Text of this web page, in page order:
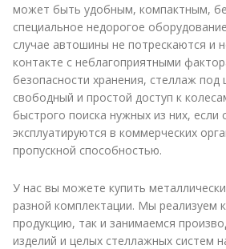
может быть удобным, компактным,
специальное недорогое
случае автошины не потрескаются и
контакте с неблагоприятными
безопасности хранения, стеллаж
свободный и простой доступ к
быстрого поиска нужных из них,
эксплуатируются в коммерческих
пропускной способностью.
У нас вы можете купить
разной комплектации. Мы реализуем
продукцию, так и занимаемся
изделий и целых стеллажных систем